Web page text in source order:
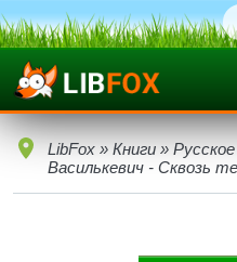
LibFox » Книги »
Василькевич - Сквозь